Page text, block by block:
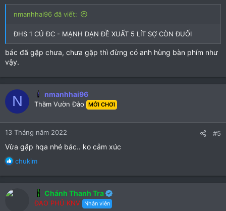
nmanhhai96 đã viết:
ĐHS 1 CỦ ĐC - MẠNH DẠN ĐỀ XUẤT 5 LÍT SỢ CÒN ĐUỐI
bác đã gặp chưa, chưa gặp thì đừng có anh hùng bàn phím như
vậy.
N nmanhhai96
Thăm Vườn Đào MỚI CHƠI
13 Tháng năm 2022 #5
Vừa gặp hqa nhé bác.. ko cảm xúc
R
chukim
Chánh Thanh Tra
ĐAO PHỦ KNV Nhân viên